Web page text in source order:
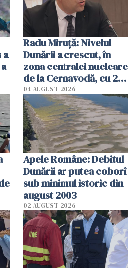
a
Radu Miruţă: Nivelul
Dunării a crescut, în
zona centralei nucleare
de la Cernavodă, cu 2
cm faţă de ziua trecută
04 AUGUST 2026
Apele Române: Debitul
Dunării ar putea coborî
sub minimul istoric din
august 2003
02 AUGUST 2026